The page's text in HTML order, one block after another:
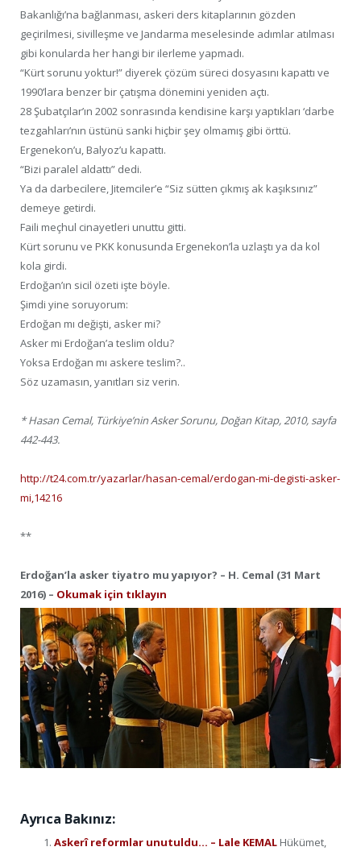
Bakanlığı’na bağlanması, askeri ders kitaplarının gözden
geçirilmesi, sivilleşme ve Jandarma meselesinde adımlar atılması
gibi konularda her hangi bir ilerleme yapmadı.
“Kürt sorunu yoktur!” diyerek çözüm süreci dosyasını kapattı ve
1990’lara benzer bir çatışma dönemini yeniden açtı.
28 Şubatçılar’ın 2002 sonrasında kendisine karşı yaptıkları ‘darbe
tezgahları’nın üstünü sanki hiçbir şey olmamış gibi örttü.
Ergenekon’u, Balyoz’u kapattı.
“Bizi paralel aldattı” dedi.
Ya da darbecilere, Jitemciler’e “Siz sütten çıkmış ak kaşıksınız”
demeye getirdi.
Faili meçhul cinayetleri unuttu gitti.
Kürt sorunu ve PKK konusunda Ergenekon’la uzlaştı ya da kol
kola girdi.
Erdoğan’ın sicil özeti işte böyle.
Şimdi yine soruyorum:
Erdoğan mı değişti, asker mi?
Asker mi Erdoğan’a teslim oldu?
Yoksa Erdoğan mı askere teslim?..
Söz uzamasın, yanıtları siz verin.
* Hasan Cemal, Türkiye’nin Asker Sorunu, Doğan Kitap, 2010, sayfa
442-443.
http://t24.com.tr/yazarlar/hasan-cemal/erdogan-mi-degisti-asker-
mi,14216
**
Erdoğan’la asker tiyatro mu yapıyor? – H. Cemal (31 Mart
2016) – Okumak için tıklayın
Ayrıca Bakınız:
Askerî reformlar unutuldu… – Lale KEMAL Hükümet,